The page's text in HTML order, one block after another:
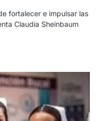
fortalecer e impulsar las
Claudia Sheinbaum